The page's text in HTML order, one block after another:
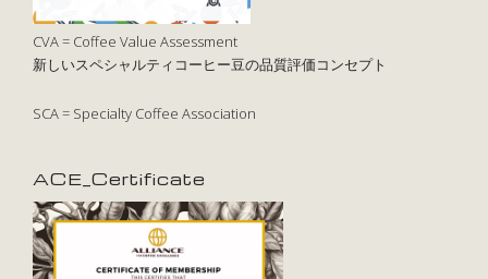
CVA = Coffee Value Assessment
新しいスペシャルティコーヒー豆の品質評価コンセプト
SCA = Specialty Coffee Association
ACE_Certificate